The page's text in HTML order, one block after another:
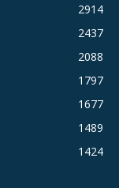
2914
2437
2088
1797
1677
1489
1424